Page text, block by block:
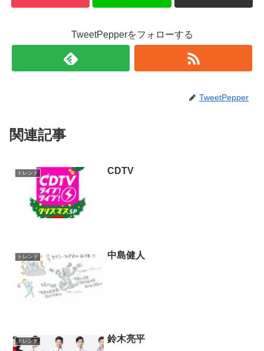
TweetPepperをフォローする
TweetPepper
関連記事
トレンド CDTV
トレンド 中島健人
トレンド 鈴木亮平